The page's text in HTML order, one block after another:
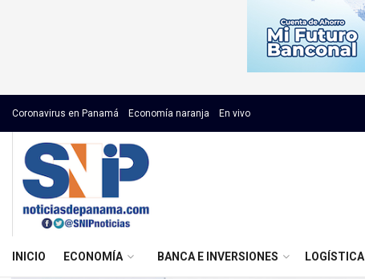
Coronavirus en Panamá Economía naranja En vivo
INICIO ECONOMÍA BANCA E INVERSIONES LOGÍSTICA